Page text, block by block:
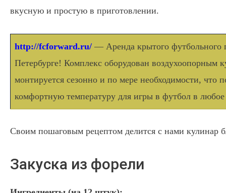
вкусную и простую в приготовлении.
http://fcforward.ru/ — Аренда крытого футбольного
Петербурге! Комплекс оборудован воздухоопорным
монтируется сезонно и по мере необходимости, что
комфортную температуру для игры в футбол в любое
Своим пошаговым рецептом делится с нами кулинар
Закуска из форели